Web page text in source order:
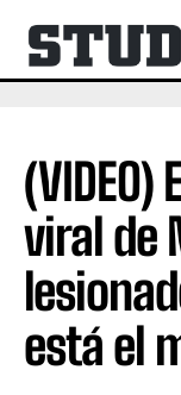
viral de
está el